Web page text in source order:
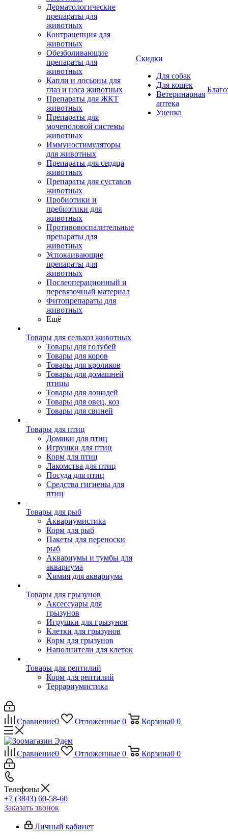
Дерматологические
препараты для
животных
Контрацепция для
животных
Обезболивающие
препараты для
животных
Капли и лосьоны для
глаз и носа животных
Препараты для ЖКТ
животных
Препараты для
мочеполовой системы
животных
Иммуностимуляторы
для животных
Препараты для сердца
животных
Препараты для суставов
животных
Пробиотики и
пребиотики для
животных
Противовоспалительные
препараты для
животных
Успокаивающие
препараты для
животных
Послеоперационный и
перевязочный материал
Фитопрепараты для
животных
Ещё
Товары для сельхоз животных
Товары для голубей
Товары для коров
Товары для кроликов
Товары для домашней
птицы
Товары для лошадей
Товары для овец, коз
Товары для свиней
Товары для птиц
Домики для птиц
Игрушки для птиц
Корм для птиц
Лакомства для птиц
Посуда для птиц
Средства гигиены для
птиц
Товары для рыб
Аквариумистика
Корм для рыб
Пакеты для переноски
рыб
Аквариумы и тумбы для
аквариума
Химия для аквариума
Товары для грызунов
Аксессуары для
грызунов
Игрушки для грызунов
Клетки для грызунов
Корм для грызунов
Наполнители для клеток
Товары для рептилий
Корм для рептилий
Террариумистика
Скидки
Для собак
Для кошек
Ветеринарная
аптека
Уценка
Сравнение0 Отложенные 0 Корзина0 0
Сравнение0 Отложенные 0 Корзина0 0
Телефоны
+7 (3843) 60-58-60
Заказать звонок
Личный кабинет